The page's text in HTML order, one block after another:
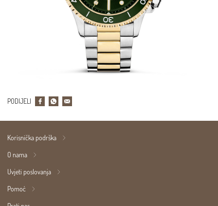
PODIJELI
Korisnička podrška
O nama
Uvjeti poslovanja
Pomoć